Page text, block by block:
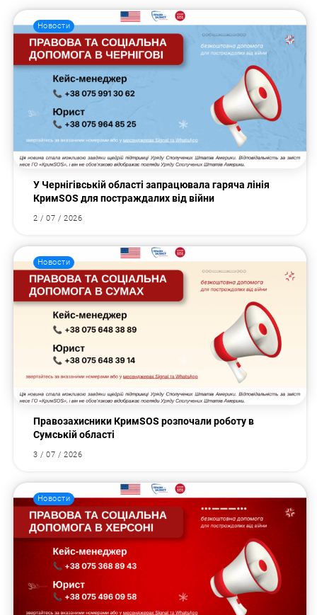
Новости
У Чернігівській області запрацювала гаряча лінія
КримSOS для постраждалих від війни
2 / 07 / 2026
Новости
Правозахисники КримSOS розпочали роботу в
Сумській області
3 / 07 / 2026
Новости